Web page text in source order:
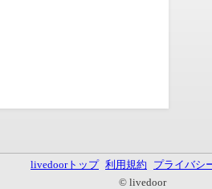
livedoorトップ 利用規約
プライバシ
© livedoor